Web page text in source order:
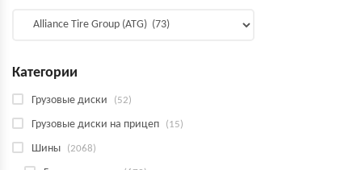
Категории
Грузовые диски (52)
Грузовые диски на прицеп (15)
Шины (2068)